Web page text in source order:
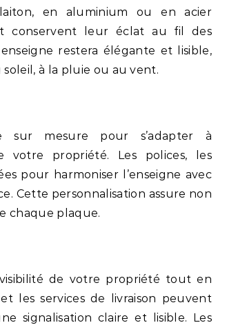
en aluminium ou en acier
conservent leur éclat au fil des
restera élégante et lisible,
à la pluie ou au vent.
sur mesure pour s’adapter à
votre propriété. Les polices, les
pour harmoniser l’enseigne avec
Cette personnalisation assure non
chaque plaque.
de votre propriété tout en
les services de livraison peuvent
signalisation claire et lisible. Les